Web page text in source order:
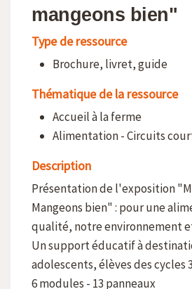
mangeons bien"
Type de ressource
Brochure, livret, guide
Thématique de la ressource
Accueil à la ferme
Alimentation - Circuits
Description
Présentation de l'exposition
Mangeons bien" : pour une
qualité, notre environnement
Un support éducatif à
adolescents, élèves des cycles
6 modules - 13 panneaux